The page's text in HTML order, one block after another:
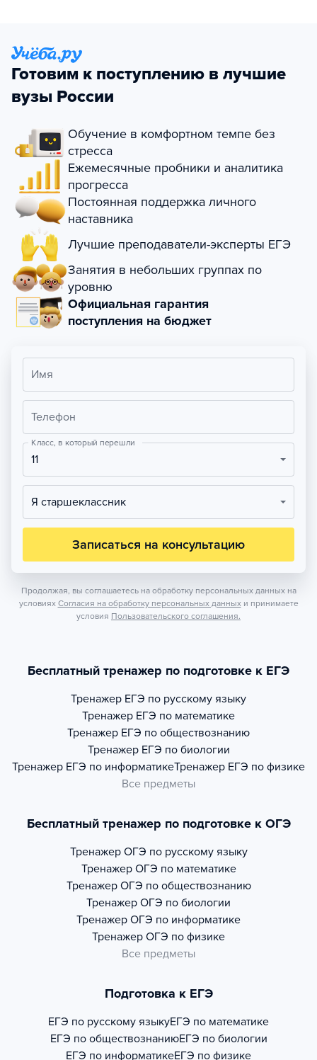
Готовим к поступлению в лучшие
вузы России
Обучение в комфортном темпе без
стресса
Ежемесячные пробники и аналитика
прогресса
Постоянная поддержка личного
наставника
Лучшие преподаватели-эксперты ЕГЭ
Занятия в небольших группах по
уровню
Официальная гарантия
поступления на бюджет
Имя
Телефон
Класс, в который перешли
11
Я старшеклассник
Записаться на консультацию
Продолжая, вы соглашаетесь на обработку персональных данных на
условиях Согласия на обработку персональных данных и принимаете
условия Пользовательского соглашения.
Бесплатный тренажер по подготовке к ЕГЭ
Тренажер ЕГЭ по русскому языку
Тренажер ЕГЭ по математике
Тренажер ЕГЭ по обществознанию
Тренажер ЕГЭ по биологии
Тренажер ЕГЭ по информатикеТренажер ЕГЭ по физике
Все предметы
Бесплатный тренажер по подготовке к ОГЭ
Тренажер ОГЭ по русскому языку
Тренажер ОГЭ по математике
Тренажер ОГЭ по обществознанию
Тренажер ОГЭ по биологии
Тренажер ОГЭ по информатике
Тренажер ОГЭ по физике
Все предметы
Подготовка к ЕГЭ
ЕГЭ по русскому языкуЕГЭ по математике
ЕГЭ по обществознаниюЕГЭ по биологии
ЕГЭ по информатикеЕГЭ по физике